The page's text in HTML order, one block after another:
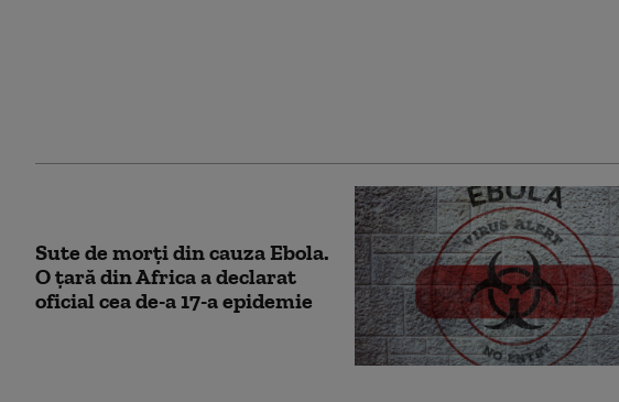
Sute de morți din cauza Ebola.
O țară din Africa a declarat
oficial cea de-a 17-a epidemie